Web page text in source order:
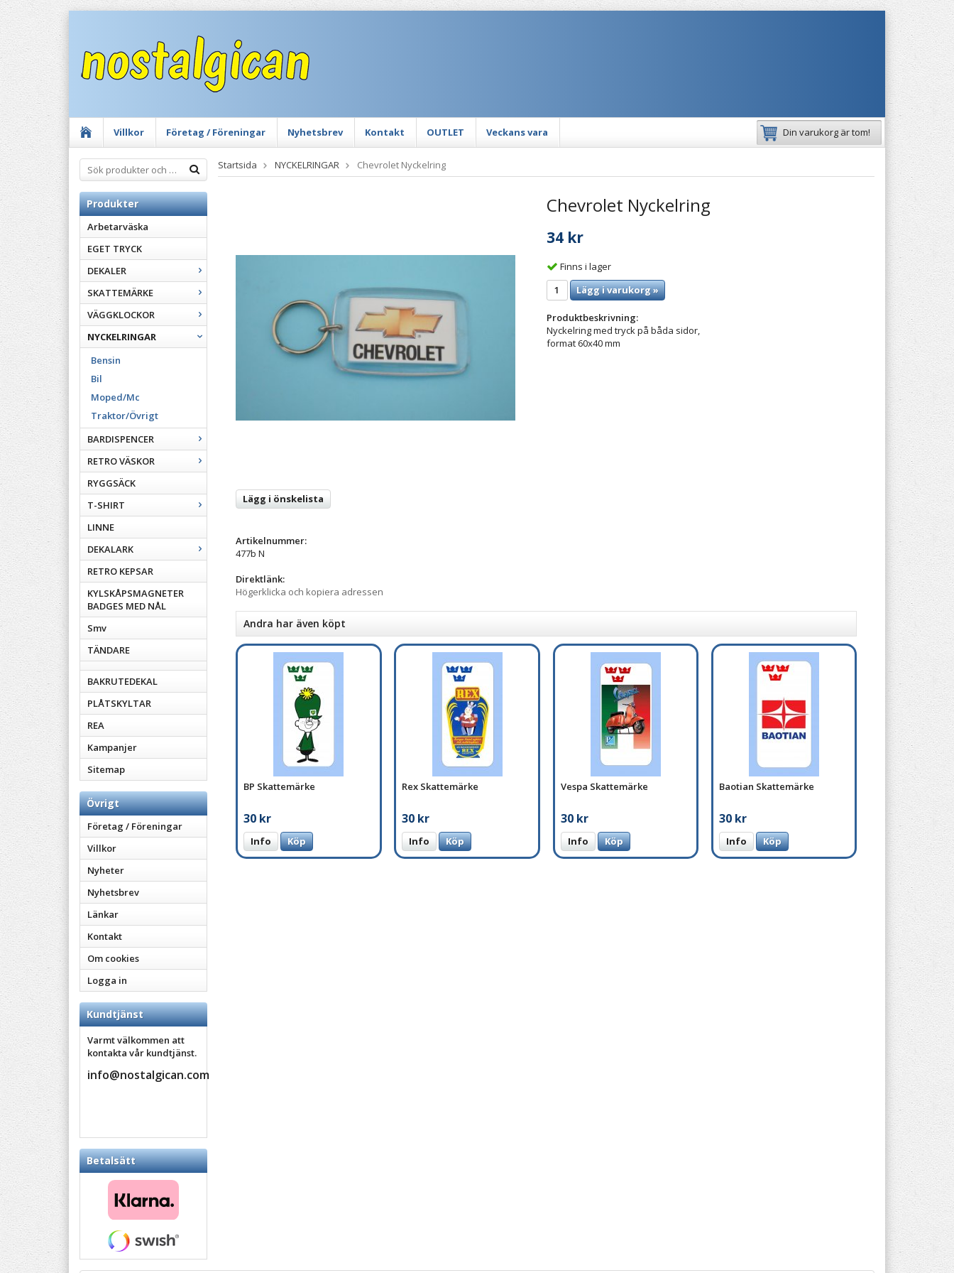
Villkor Företag / Föreningar Nyhetsbrev Kontakt OUTLET Veckans vara Din varukorg är tom!
Produkter
Arbetarväska
EGET TRYCK
DEKALER
SKATTEMÄRKE
VÄGGKLOCKOR
NYCKELRINGAR
Bensin
Bil
Moped/Mc
Traktor/Övrigt
BARDISPENCER
RETRO VÄSKOR
RYGGSÄCK
T-SHIRT
LINNE
DEKALARK
RETRO KEPSAR
KYLSKÅPSMAGNETER
BADGES MED NÅL
Smv
TÄNDARE
BAKRUTEDEKAL
PLÅTSKYLTAR
REA
Kampanjer
Sitemap
Övrigt
Företag / Föreningar
Villkor
Nyheter
Nyhetsbrev
Länkar
Kontakt
Om cookies
Logga in
Kundtjänst
Varmt välkommen att
kontakta vår kundtjänst.
info@nostalgican.com
Betalsätt
Startsida NYCKELRINGAR Chevrolet Nyckelring
Chevrolet Nyckelring
34 kr
Finns i lager
Lägg i varukorg »
Produktbeskrivning:
Nyckelring med tryck på båda sidor,
format 60x40 mm
Lägg i önskelista
Artikelnummer:
477b N
Direktlänk:
Högerklicka och kopiera adressen
Andra har även köpt
BP Skattemärke
30 kr
Info Köp
Rex Skattemärke
30 kr
Info Köp
Vespa Skattemärke
30 kr
Info Köp
Baotian Skattemärke
30 kr
Info Köp